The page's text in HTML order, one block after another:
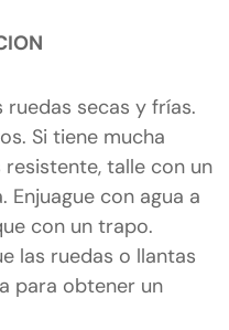
secas y frías.
Si tiene mucha
talle con un
Enjuague con agua a
con un trapo.
las ruedas o llantas
para obtener un